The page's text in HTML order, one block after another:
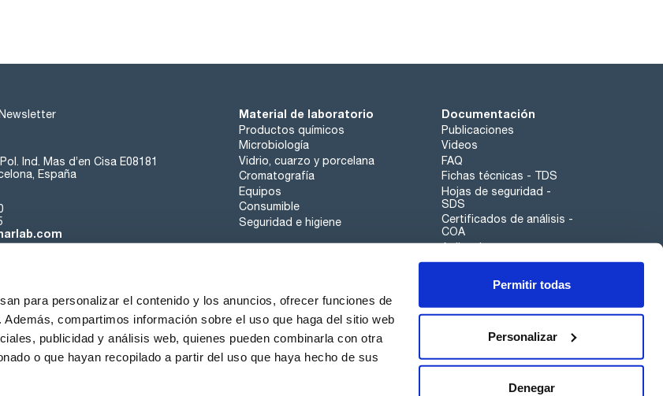
para personalizar el contenido y los anuncios, ofrecer funciones de
compartimos información sobre el uso que haga del sitio web
publicidad y análisis web, quienes pueden combinarla con otra
o que hayan recopilado a partir del uso que haya hecho de sus
Permitir todas
Personalizar
Denegar
Ind. Mas d’en Cisa E08181
España
Material de laboratorio
Productos químicos
Microbiología
Vidrio, cuarzo y porcelana
Cromatografía
Equipos
Consumible
Seguridad e higiene
Documentación
Publicaciones
Videos
FAQ
Fichas técnicas - TDS
Hojas de seguridad -
SDS
Certificados de análisis -
COA
Aplicaciones
Tabla Periódica
Canal de denuncias
Contacta Noticias Trabaja con nosotros